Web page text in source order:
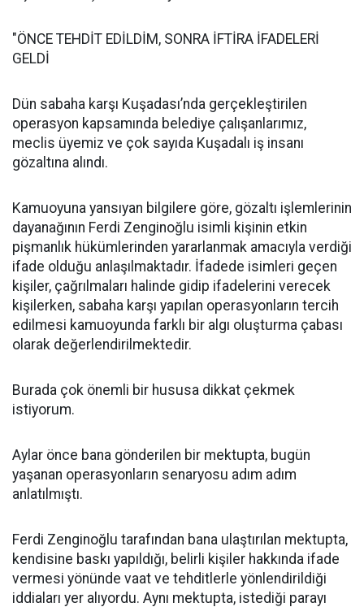
"ÖNCE TEHDİT EDİLDİM, SONRA İFTİRA İFADELERİ
GELDİ
Dün sabaha karşı Kuşadası’nda gerçekleştirilen
operasyon kapsamında belediye çalışanlarımız,
meclis üyemiz ve çok sayıda Kuşadalı iş insanı
gözaltına alındı.
Kamuoyuna yansıyan bilgilere göre, gözaltı işlemlerinin
dayanağının Ferdi Zenginoğlu isimli kişinin etkin
pişmanlık hükümlerinden yararlanmak amacıyla verdiği
ifade olduğu anlaşılmaktadır. İfadede isimleri geçen
kişiler, çağrılmaları halinde gidip ifadelerini verecek
kişilerken, sabaha karşı yapılan operasyonların tercih
edilmesi kamuoyunda farklı bir algı oluşturma çabası
olarak değerlendirilmektedir.
Burada çok önemli bir hususa dikkat çekmek
istiyorum.
Aylar önce bana gönderilen bir mektupta, bugün
yaşanan operasyonların senaryosu adım adım
anlatılmıştı.
Ferdi Zenginoğlu tarafından bana ulaştırılan mektupta,
kendisine baskı yapıldığı, belirli kişiler hakkında ifade
vermesi yönünde vaat ve tehditlerle yönlendirildiği
iddiaları yer alıyordu. Aynı mektupta, istediği parayı